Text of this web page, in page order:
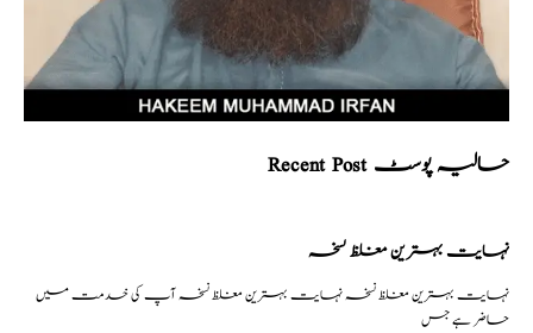
Recent Post حالیہ پوسٹ
نہایت بہترین مغلظ نسخہ
نہایت بہترین مغلظ نسخہ نہایت بہترین مغلظ نسخہ آپ کی خدمت میں
حاضر ہے جس